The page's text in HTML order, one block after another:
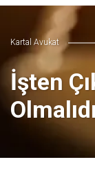
Kartal Avukat
İşten